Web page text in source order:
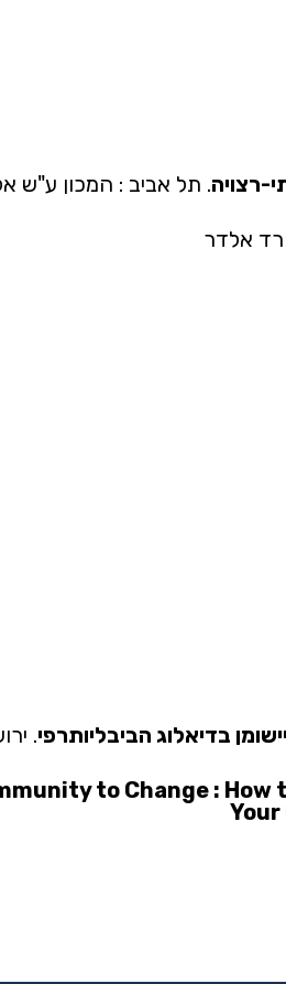
רצויה. תל אביב : המכון ע"ש
אלדר
בדיאלוג הביבליותרפי.
to Change : How